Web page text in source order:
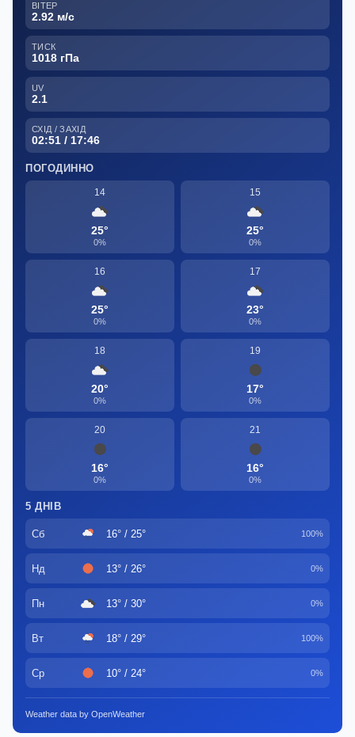
ВІТЕР
2.92 м/с
ТИСК
1018 гПа
UV
2.1
СХІД / ЗАХІД
02:51 / 17:46
ПОГОДИННО
14
25°
0%
15
25°
0%
16
25°
0%
17
23°
0%
18
20°
0%
19
17°
0%
20
16°
0%
21
16°
0%
5 ДНІВ
Сб 16° / 25° 100%
Нд 13° / 26° 0%
Пн 13° / 30° 0%
Вт 18° / 29° 100%
Ср 10° / 24° 0%
Weather data by OpenWeather